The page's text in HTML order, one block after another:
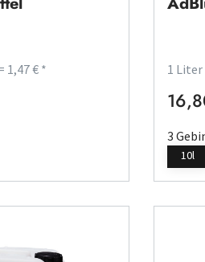
1,47 € * 1 Liter
3
10l